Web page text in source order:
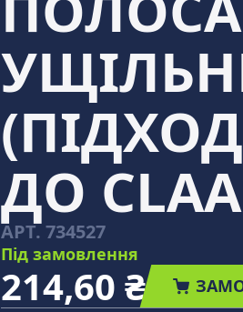
ДО
АРТ.734527
Під замовлення
214,60 ₴